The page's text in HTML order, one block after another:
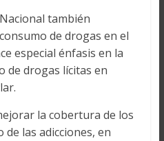
también
de drogas en el
especial énfasis en la
de drogas lícitas en
la cobertura de los
las adicciones, en